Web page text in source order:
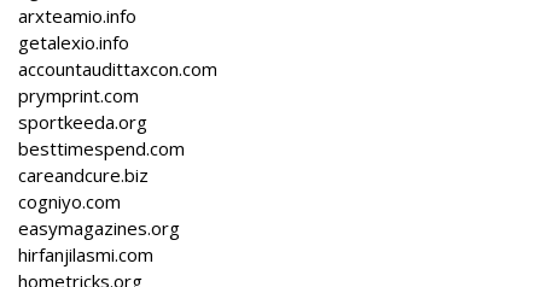
arxteamio.info
getalexio.info
accountaudittaxcon.com
prymprint.com
sportkeeda.org
besttimespend.com
careandcure.biz
cogniyo.com
easymagazines.org
hirfanjilasmi.com
hometricks.org